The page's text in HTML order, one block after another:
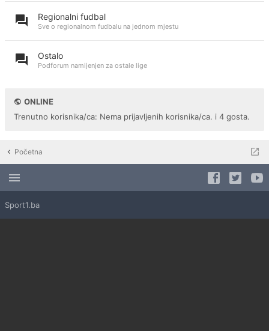
Regionalni fudbal
Sve o regionalnom fudbalu na jednom mjestu
Ostalo
Podforum namijenjen za ostale lige
ONLINE
Trenutno korisnika/ca: Nema prijavljenih korisnika/ca. i 4 gosta.
Početna
Sport1.ba